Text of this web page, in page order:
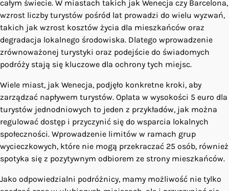
całym świecie. W miastach takich jak Wenecja czy Barcelona,
wzrost liczby turystów pośród lat prowadzi do wielu wyzwań,
takich jak wzrost kosztów życia dla mieszkańców oraz
degradacja lokalnego środowiska. Dlatego wprowadzenie
zrównoważonej turystyki oraz podejście do świadomych
podróży stają się kluczowe dla ochrony tych miejsc.
Wiele miast, jak Wenecja, podjęło konkretne kroki, aby
zarządzać napływem turystów. Oplata w wysokości 5 euro dla
turystów jednodniowych to jeden z przykładów, jak można
regulować dostęp i przyczynić się do wsparcia lokalnych
społeczności. Wprowadzenie limitów w ramach grup
wycieczkowych, które nie mogą przekraczać 25 osób, również
spotyka się z pozytywnym odbiorem ze strony mieszkańców.
Jako odpowiedzialni podróżnicy, mamy możliwość nie tylko